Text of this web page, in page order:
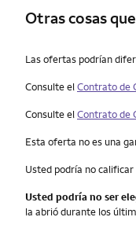
Otras cosas
Otras cosas que
Las ofertas podrían
Consulte elContrato de
Consulte elContrato de
Esta oferta no es una
Usted podría no
Usted podría no ser
la abrió durante los